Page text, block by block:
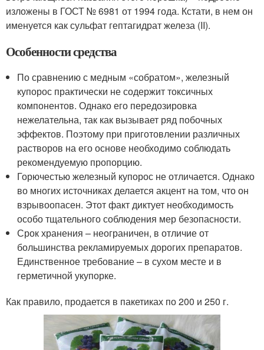
изложены в ГОСТ № 6981 от 1994 года. Кстати, в нем он
именуется как сульфат гептагидрат железа (II).
Особенности средства
По сравнению с медным «собратом», железный
купорос практически не содержит токсичных
компонентов. Однако его передозировка
нежелательна, так как вызывает ряд побочных
эффектов. Поэтому при приготовлении различных
растворов на его основе необходимо соблюдать
рекомендуемую пропорцию.
Горючестью железный купорос не отличается. Однако
во многих источниках делается акцент на том, что он
взрывоопасен. Этот факт диктует необходимость
особо тщательного соблюдения мер безопасности.
Срок хранения – неограничен, в отличие от
большинства рекламируемых дорогих препаратов.
Единственное требование – в сухом месте и в
герметичной укупорке.
Как правило, продается в пакетиках по 200 и 250 г.